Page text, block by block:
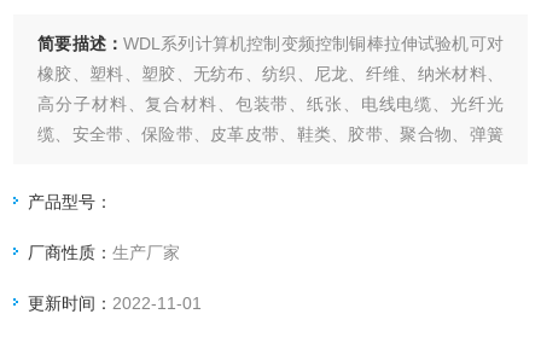
简要描述：WDL系列计算机控制变频控制铜棒拉伸试验机可对
橡胶、塑料、塑胶、无纺布、纺织、尼龙、纤维、纳米材料、
高分子材料、复合材料、包装带、纸张、电线电缆、光纤光
缆、安全带、保险带、皮革皮带、鞋类、胶带、聚合物、弹簧
带、有色金属、汽车零部件、合金材料及其它非金属材料和金
剪切、粘合力、拔出力、延伸伸
产品型号：
厂商性质：生产厂家
更新时间： 2022-11-01